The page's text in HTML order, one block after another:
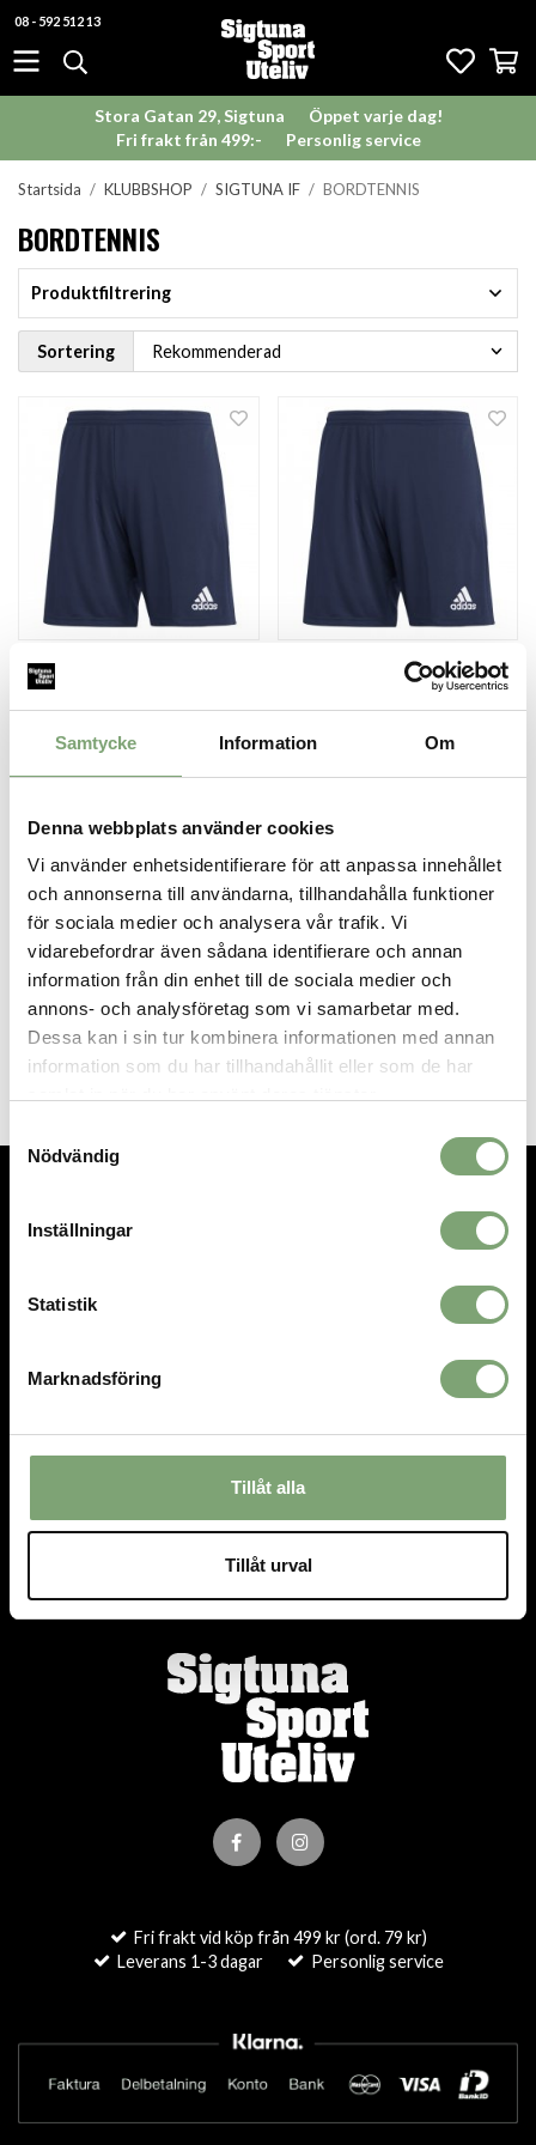
Samtycke Information Om
Denna webbplats använder cookies
Vi använder enhetsidentifierare för att anpassa innehållet
och annonserna till användarna, tillhandahålla funktioner
för sociala medier och analysera vår trafik. Vi
vidarebefordrar även sådana identifierare och annan
information från din enhet till de sociala medier och
annons- och analysföretag som vi samarbetar med.
Dessa kan i sin tur kombinera informationen med annan
information som du har tillhandahållit eller som de har
Nödvändig
Inställningar
Statistik
Marknadsföring
Tillåt alla
Tillåt urval
08 - 592 512 13
Stora Gatan 29, Sigtuna
Öppet varje dag!
Fri frakt från 499:-
Personlig service
Startsida / KLUBBSHOP / SIGTUNA IF / BORDTENNIS
BORDTENNIS
Produktfiltrering
Sortering
Adidas Ent22 Training Shorts
Junior - Navy
199 KR
Adidas Ent22 Training Shorts
209 KR
Adidas Ent22 Polo Junior - Navy
299 KR
Adidas Ent22 Polo Senior - Navy
319 KR
Mån-fre 10-18, Lör 10-15, Sön 12-15
HANDLA
Kontakta oss
Logga in
INFORMATION
Om cookies
Fri frakt vid köp från 499 kr (ord. 79 kr)
Leverans 1-3 dagar
Personlig service